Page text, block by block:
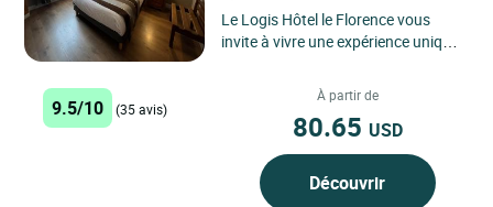
Le Logis Hôtel le Florence vous
invite à vivre une expérience unique
charmante cité...
9.5/10 (35 avis)
À partir de
80.65 USD
Découvrir